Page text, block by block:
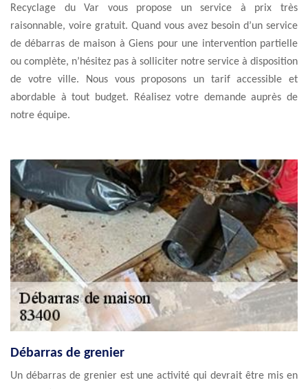
Recyclage du Var vous propose un service à prix très
raisonnable, voire gratuit. Quand vous avez besoin d’un service
de débarras de maison à Giens pour une intervention partielle
ou complète, n’hésitez pas à solliciter notre service à disposition
de votre ville. Nous vous proposons un tarif accessible et
abordable à tout budget. Réalisez votre demande auprès de
notre équipe.
Débarras de grenier
Un débarras de grenier est une activité qui devrait être mis en